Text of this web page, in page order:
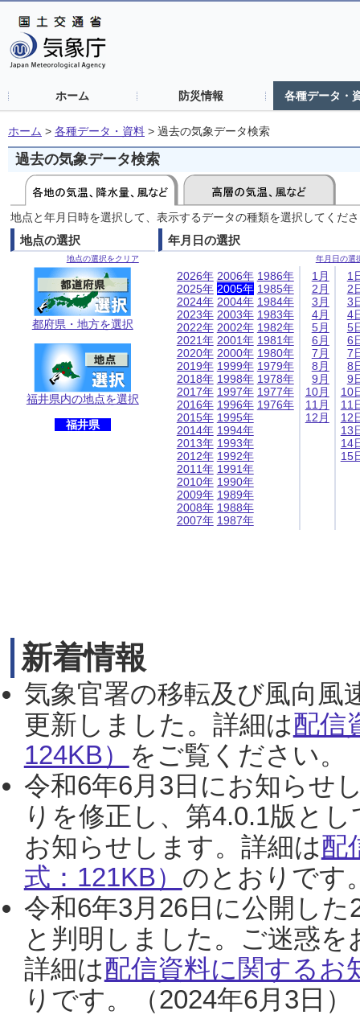
ホーム 防災情報 各種データ・
ホーム > 各種データ・資料 > 過去の気象データ検索
過去の気象データ検索
地点と年月日時を選択して、表示するデータの種類を選択してくだ
地点の選択
地点の選択をクリア
都府県・地方を選択
福井県内の地点を選択
福井県
年月日の選択
年月日の選
2026年
2025年
2024年
2023年
2022年
2021年
2020年
2019年
2018年
2017年
2016年
2015年
2014年
2013年
2012年
2011年
2010年
2009年
2008年
2007年
2006年
2005年
2004年
2003年
2002年
2001年
2000年
1999年
1998年
1997年
1996年
1995年
1994年
1993年
1992年
1991年
1990年
1989年
1988年
1987年
1986年
1985年
1984年
1983年
1982年
1981年
1980年
1979年
1978年
1977年
1976年
1月
2月
3月
4月
5月
6月
7月
8月
9月
10月
11月
12月
1
2
3
4
5
6
7
8
9
10
11
12
13
14
15
新着情報
気象官署の移転及び風向風
更新しました。詳細は配信
124KB） をご覧ください。
令和6年6月3日にお知らせ
りを修正し、第4.0.1版と
お知らせします。詳細は配
式：121KB） のとおりです
令和6年3月26日に公開し
と判明しました。ご迷惑
詳細は配信資料に関するお
りです。（2024年6月3日）